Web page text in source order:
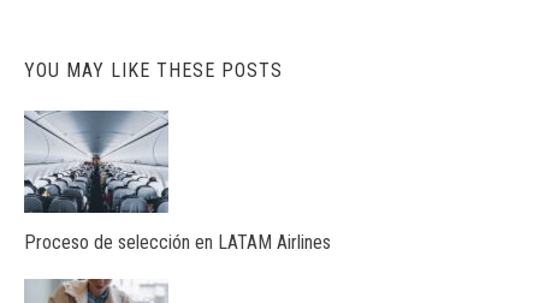
YOU MAY LIKE THESE POSTS
Proceso de selección en LATAM Airlines